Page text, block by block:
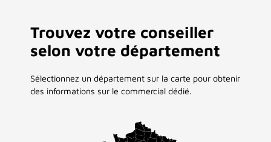
Trouvez votre conseiller
selon votre département
Sélectionnez un département sur la carte pour obtenir
des informations sur le commercial dédié.